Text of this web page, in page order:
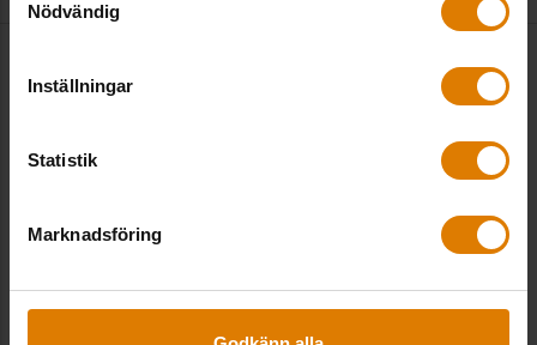
Nödvändig
Inställningar
Statistik
Marknadsföring